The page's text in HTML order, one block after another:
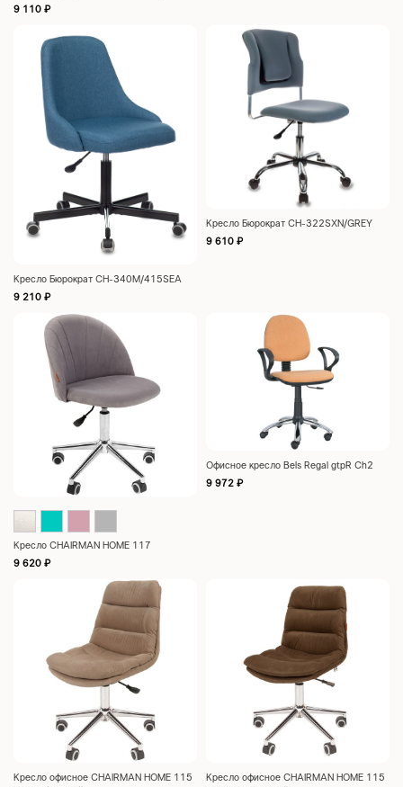
9 110 ₽
Кресло Бюрократ CH-340M/415SEA
9 210 ₽
Кресло Бюрократ CH-322SXN/GREY
9 610 ₽
Кресло CHAIRMAN HOME 117
9 620 ₽
Офисное кресло Bels Regal gtpR Ch2
9 972 ₽
Кресло офисное CHAIRMAN HOME 115
Кресло офисное CHAIRMAN HOME 115